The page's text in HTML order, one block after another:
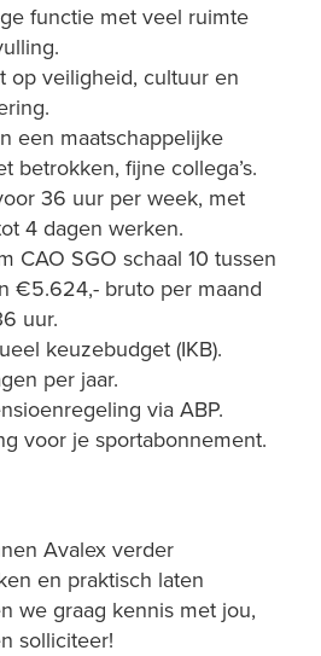
functie met veel ruimte
op veiligheid, cultuur en
een maatschappelijke
betrokken, fijne collega’s.
36 uur per week, met
4 dagen werken.
CAO SGO schaal 10 tussen
€5.624,- bruto per maand
uur.
keuzebudget (IKB).
per jaar.
via ABP.
voor je sportabonnement.
Avalex verder
en praktisch laten
we graag kennis met jou,
solliciteer!